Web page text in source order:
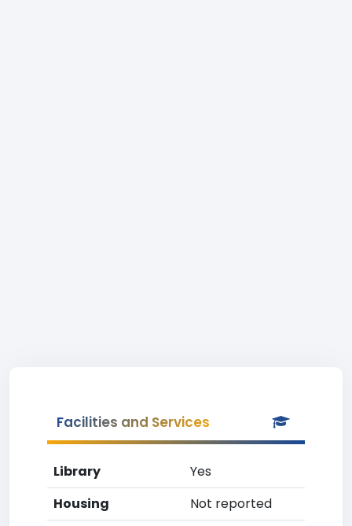
Facilities and Services
Library
Yes
Housing
Not reported